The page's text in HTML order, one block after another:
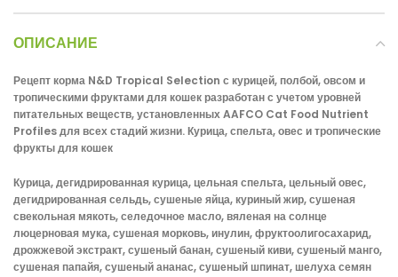
ОПИСАНИЕ
Рецепт корма N&D Tropical Selection с курицей, полбой, овсом и
тропическими фруктами для кошек разработан с учетом уровней
питательных веществ, установленных AAFCO Cat Food Nutrient
Profiles для всех стадий жизни.Курица, спельта, овес и тропические
фрукты для кошек
Курица, дегидрированная курица, цельная спельта, цельный овес,
дегидрированная сельдь, сушеные яйца, куриный жир, сушеная
свекольная мякоть, селедочное масло, вяленая на солнце
люцерновая мука, сушеная морковь, инулин, фруктоолигосахарид,
дрожжевой экстракт, сушеный банан, сушеный киви, сушеный манго,
сушеная папайя, сушеный ананас, сушеный шпинат, шелуха семян